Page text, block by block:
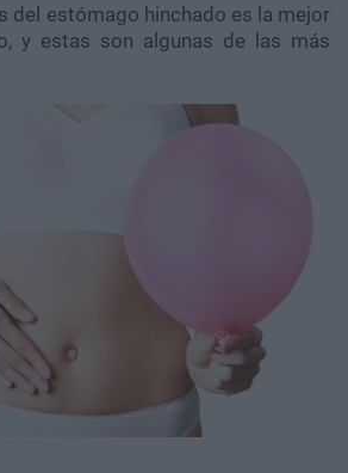
del estómago hinchado es la mejor
y estas son algunas de las más